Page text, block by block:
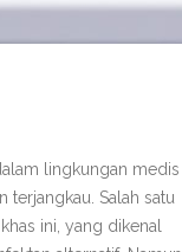
lingkungan medis
Salah satu
ini, yang dikenal